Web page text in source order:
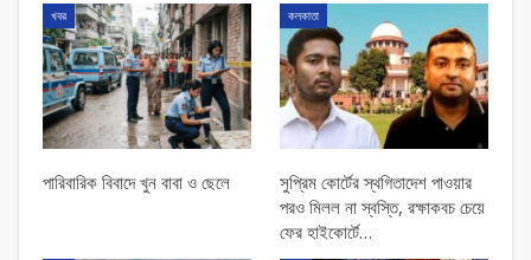
খবর
পারিবারিক বিবাদে খুন বাবা ও ছেলে
কলকাতা
সুপ্রিম কোর্টের স্থগিতাদেশ পাওয়ার
পর‌ও মিলল না স্বস্তি, রক্ষাকবচ চেয়ে
ফের হাইকোর্টে…